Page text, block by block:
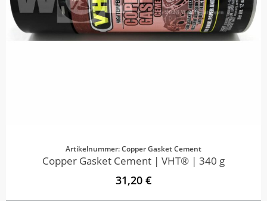
Artikelnummer: Copper Gasket Cement
Copper Gasket Cement | VHT® | 340 g
31,20 €